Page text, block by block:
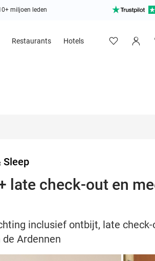
miljoen leden
Restaurants Hotels
Sleep
late check-out en
inclusief ontbijt, late
Ardennen